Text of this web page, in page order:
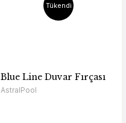
Tükendi
Blue Line Duvar Fırçası
AstralPool